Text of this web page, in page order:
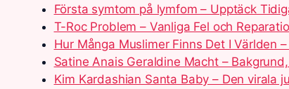
Första symtom på lymfom – Upptäck
T-Roc Problem – Vanliga Fel och
Hur Många Muslimer Finns Det I Världen
Satine Anais Geraldine Macht –
Kim Kardashian Santa Baby – Den virala